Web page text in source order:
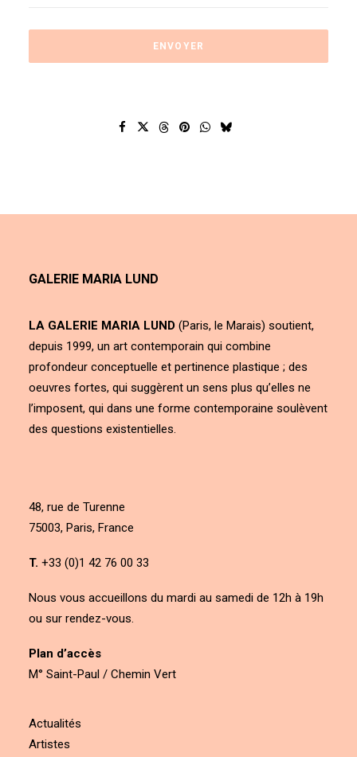
GALERIE MARIA LUND
LA GALERIE MARIA LUND (Paris, le Marais) soutient,
depuis 1999, un art contemporain qui combine
profondeur conceptuelle et pertinence plastique ; des
oeuvres fortes, qui suggèrent un sens plus qu’elles ne
l’imposent, qui dans une forme contemporaine soulèvent
des questions existentielles.
48, rue de Turenne
75003, Paris, France
T. +33 (0)1 42 76 00 33
Nous vous accueillons du mardi au samedi de 12h à 19h
ou sur rendez-vous.
Plan d’accès
M° Saint-Paul / Chemin Vert
Actualités
Artistes